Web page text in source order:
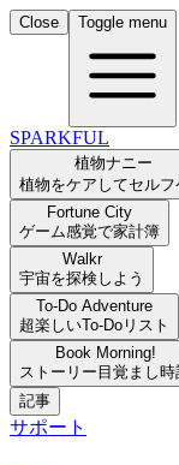
Close Toggle menu
SPARKFUL
植物ナニー
植物をケアしてセルフ
Fortune City
ゲーム感覚で家計簿
Walkr
宇宙を探検しよう
To-Do Adventure
超楽しいTo-Doリスト
Book Morning!
ストーリー目覚まし時
記事
サポート